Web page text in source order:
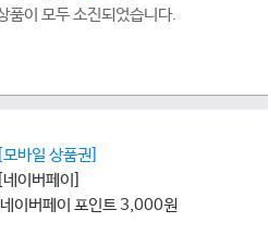
품이 모두 소진되었습니다.
[모바일 상품권]
[네이버페이]
네이버페이 포인트 3,000원